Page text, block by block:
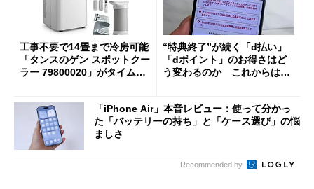
工事不要で14畳まで冷房可能
「タンスのゲン スポットクー
ラー 79800020」がタイムセ
“特典終了”が続く「d払い」
「dポイント」のお得さはど
う変わるのか これからは
「iPhone Air」本音レビュー：使って分かっ
た「バッテリーの持ち」と「ケース選び」の悩
ましさ
Recommended by